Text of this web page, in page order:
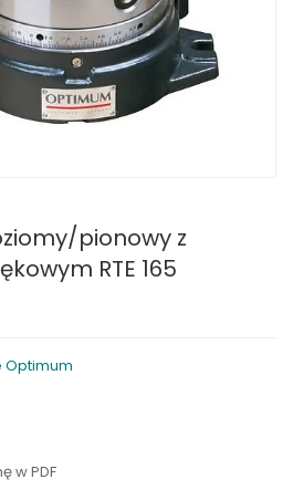
pionowy z
RTE 165
Optimum
w PDF